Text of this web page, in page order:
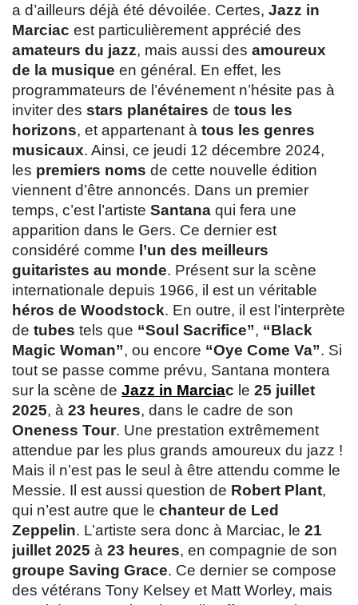
a d’ailleurs déjà été dévoilée. Certes, Jazz in
Marciac est particulièrement apprécié des
amateurs du jazz, mais aussi des amoureux
de la musique en général. En effet, les
programmateurs de l’événement n’hésite pas à
inviter des stars planétaires de tous les
horizons, et appartenant à tous les genres
musicaux. Ainsi, ce jeudi 12 décembre 2024,
les premiers noms de cette nouvelle édition
viennent d’être annoncés. Dans un premier
temps, c’est l’artiste Santana qui fera une
apparition dans le Gers. Ce dernier est
considéré comme l’un des meilleurs
guitaristes au monde. Présent sur la scène
internationale depuis 1966, il est un véritable
héros de Woodstock. En outre, il est l’interprète
de tubes tels que “Soul Sacrifice”, “Black
Magic Woman”, ou encore “Oye Come Va”. Si
tout se passe comme prévu, Santana montera
sur la scène de Jazz in Marciac le 25 juillet
2025, à 23 heures, dans le cadre de son
Oneness Tour. Une prestation extrêmement
attendue par les plus grands amoureux du jazz !
Mais il n’est pas le seul à être attendu comme le
Messie. Il est aussi question de Robert Plant,
qui n’est autre que le chanteur de Led
Zeppelin. L’artiste sera donc à Marciac, le 21
juillet 2025 à 23 heures, en compagnie de son
groupe Saving Grace. Ce dernier se compose
des vétérans Tony Kelsey et Matt Worley, mais